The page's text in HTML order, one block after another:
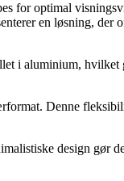
for optimal
en løsning, der
i aluminium,
Denne
design gør